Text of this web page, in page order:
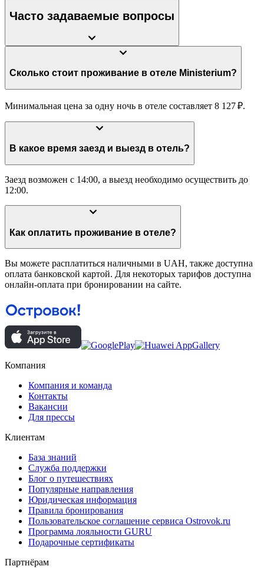
Часто задаваемые вопросы
Сколько стоит проживание в отеле Ministerium?
Минимальная цена за одну ночь в отеле составляет 8 127 ₽.
В какое время заезд и выезд в отель?
Заезд возможен с 14:00, а выезд необходимо осуществить до
12:00.
Как оплатить проживание в отеле?
Вы можете расплатиться наличными в UAH, также доступна
оплата банковской картой. Для некоторых тарифов доступна
онлайн-оплата при бронировании на сайте.
Компания
Компания и команда
Контакты
Вакансии
Для прессы
Клиентам
База знаний
Служба поддержки
Блог о путешествиях
Популярные направления
Юридическая информация
Правила бронирования
Пользовательское соглашение сервиса Ostrovok.ru
Программа лояльности GURU
Подарочные сертификаты
Партнёрам